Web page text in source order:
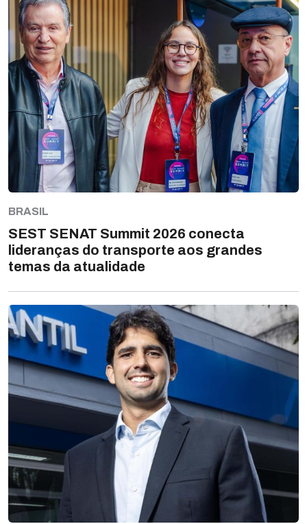
BRASIL
SEST SENAT Summit 2026 conecta
lideranças do transporte aos grandes
temas da atualidade